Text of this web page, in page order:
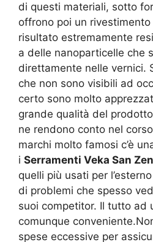
di questi materiali, sotto
offrono poi un
risultato estremamente
a delle nanoparticelle che
direttamente nelle vernici.
che non sono visibili ad
certo sono molto
grande qualità del
ne rendono conto nel
marchi molto famosi c’è
i Serramenti Veka San
quelli più usati per
di problemi che spesso
suoi competitor. Il tutto ad
comunque
spese eccessive per